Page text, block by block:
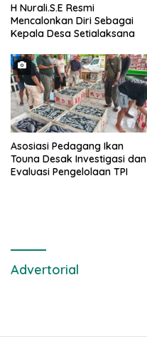
H Nurali.S.E Resmi
Mencalonkan Diri Sebagai
Kepala Desa Setialaksana
Asosiasi Pedagang Ikan
Touna Desak Investigasi dan
Evaluasi Pengelolaan TPI
Advertorial